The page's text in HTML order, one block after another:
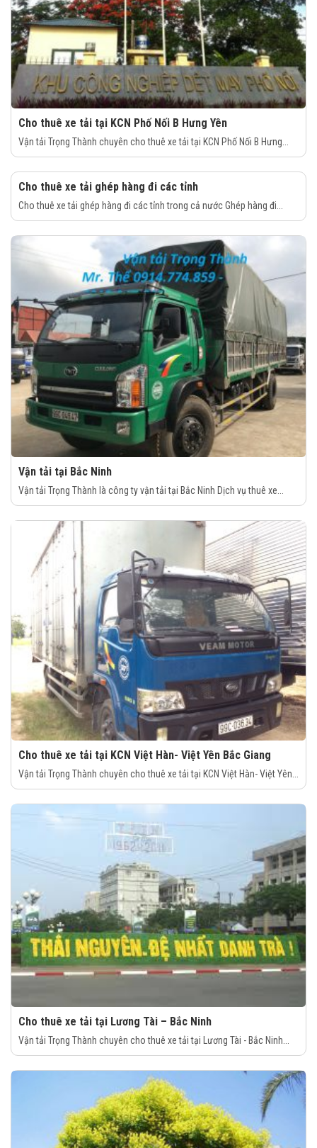
Cho thuê xe tải tại KCN Phố Nối B Hưng Yên
Vận tải Trọng Thành chuyên cho thuê xe tải tại KCN Phố Nối B Hưng...
Cho thuê xe tải ghép hàng đi các tỉnh
Cho thuê xe tải ghép hàng đi các tỉnh trong cả nước Ghép hàng đi...
Vận tải tại Bắc Ninh
Vận tải Trọng Thành là công ty vận tải tại Bắc Ninh Dịch vụ thuê xe...
Cho thuê xe tải tại KCN Việt Hàn- Việt Yên Bắc Giang
Vận tải Trọng Thành chuyên cho thuê xe tải tại KCN Việt Hàn- Việt Yên...
Cho thuê xe tải tại Lương Tài – Bắc Ninh
Vận tải Trọng Thành chuyên cho thuê xe tải tại Lương Tài - Bắc Ninh...